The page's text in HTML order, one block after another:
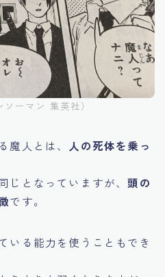
ソーマン 集英社）
魔人とは、
人の死体を乗っ
じとなっていますが、頭の
です。
いる能力を使うこともでき